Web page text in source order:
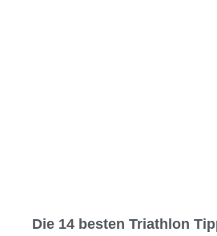
Die 14 besten Triathlon